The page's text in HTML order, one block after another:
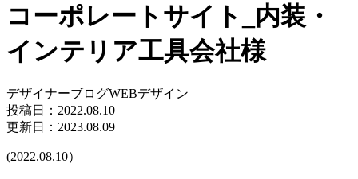
コーポレートサイト_内装・
インテリア工具会社様
デザイナーブログWEBデザイン
投稿日： 2022.08.10
更新日：2023.08.09
(2022.08.10）